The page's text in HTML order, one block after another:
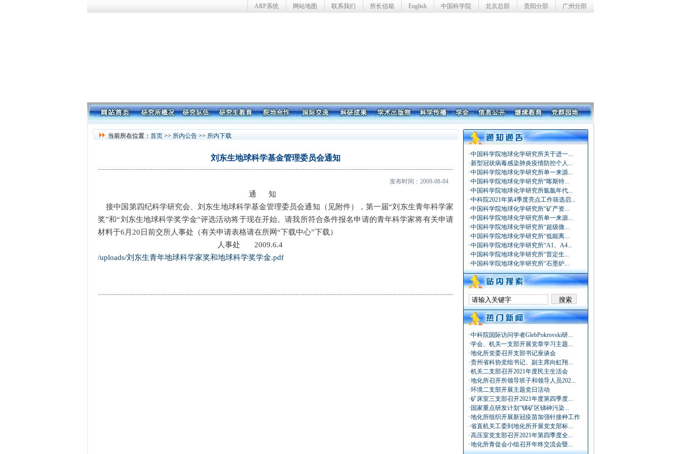
ARP系统 网站地图 联系我们 所长信箱 English 中国科学院 北京总部 贵阳分部 广州分部
·中国科学院地球化学研究所关于进一...
·新型冠状病毒感染肺炎疫情防控个人...
·中国科学院地球化学研究所单一来源...
·中国科学院地球化学研究所“喀斯特...
·中国科学院地球化学研究所氩氩年代...
·中科院2021年第4季度亮点工作筛选启...
·中国科学院地球化学研究所“矿产资...
·中国科学院地球化学研究所单一来源...
·中国科学院地球化学研究所“超级微...
·中国科学院地球化学研究所“低能离...
·中国科学院地球化学研究所“A1、A4...
·中国科学院地球化学研究所“普定生...
·中国科学院地球化学研究所“石墨炉...
·中科院国际访问学者GlebPokrovski研...
·学会、机关一支部开展党章学习主题...
·地化所党委召开支部书记座谈会
·贵州省科协党组书记、副主席向虹翔...
·机关二支部召开2021年度民主生活会
·地化所召开所领导班子和领导人员202...
·环境二支部开展主题党日活动
·矿床室三支部召开2021年度第四季度...
· 国家重点研发计划“锑矿区锑砷污染...
·地化所组织开展新冠疫苗加强针接种工作
·省直机关工委到地化所开展党支部标...
·高压室党支部召开2021年第四季度全...
·地化所青促会小组召开年终交流会暨...
当前所在位置： 首页 >> 所内公告 >> 所内下载
刘东生地球科学基金管理委员会通知
发布时间：2009-08-04
通 知
接中国第四纪科学研究会、刘东生地球科学基金管理委员会通知（见附件），第一届“刘东生青年科学家
奖”和“刘东生地球科学奖学金”评选活动将于现在开始。请我所符合条件报名申请的青年科学家将有关申请
材料于6月20日前交所人事处（有关申请表格请在所网“下载中心”下载）
人事处 2009.6.4
/uploads/刘东生青年地球科学家奖和地球科学奖学金.pdf